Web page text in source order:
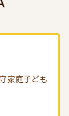
家庭子ども